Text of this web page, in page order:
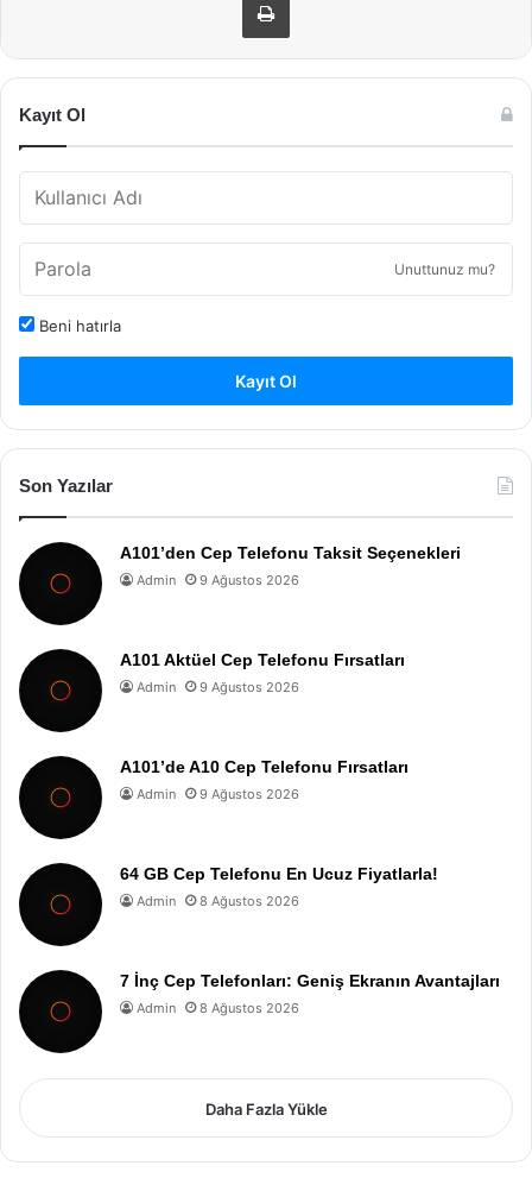
Kayıt Ol
Unuttunuz mu?
Beni hatırla
Kayıt Ol
Son Yazılar
A101’den Cep Telefonu Taksit Seçenekleri
Admin 9 Ağustos 2026
A101 Aktüel Cep Telefonu Fırsatları
Admin 9 Ağustos 2026
A101’de A10 Cep Telefonu Fırsatları
Admin 9 Ağustos 2026
64 GB Cep Telefonu En Ucuz Fiyatlarla!
Admin 8 Ağustos 2026
7 İnç Cep Telefonları: Geniş Ekranın Avantajları
Admin 8 Ağustos 2026
Daha Fazla Yükle